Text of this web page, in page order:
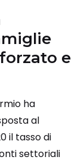
e
ha
al
il tasso di
settoriali